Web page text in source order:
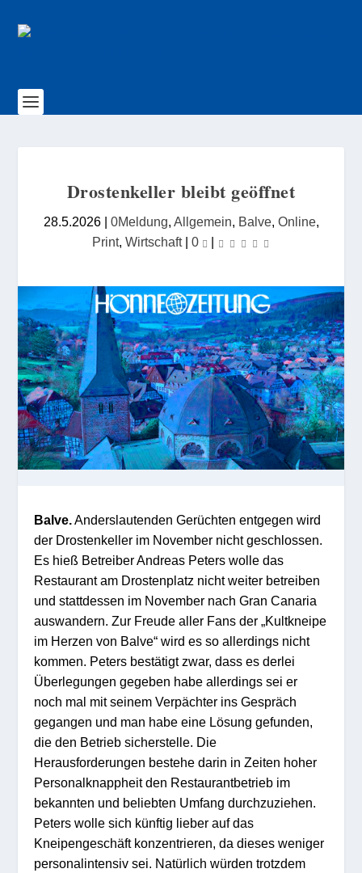
Drostenkeller bleibt geöffnet
28.5.2026| 0Meldung, Allgemein, Balve, Online,
Print, Wirtschaft| 0 |
Balve. Anderslautenden Gerüchten entgegen wird
der Drostenkeller im November nicht geschlossen.
Es hieß Betreiber Andreas Peters wolle das
Restaurant am Drostenplatz nicht weiter betreiben
und stattdessen im November nach Gran Canaria
auswandern. Zur Freude aller Fans der „Kultkneipe
im Herzen von Balve“ wird es so allerdings nicht
kommen. Peters bestätigt zwar, dass es derlei
Überlegungen gegeben habe allerdings sei er
noch mal mit seinem Verpächter ins Gespräch
gegangen und man habe eine Lösung gefunden,
die den Betrieb sicherstelle. Die
Herausforderungen bestehe darin in Zeiten hoher
Personalknappheit den Restaurantbetrieb im
bekannten und beliebten Umfang durchzuziehen.
Peters wolle sich künftig lieber auf das
Kneipengeschäft konzentrieren, da dieses weniger
personalintensiv sei. Natürlich würden trotzdem